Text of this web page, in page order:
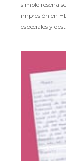
simple reseña
impresión en
especiales y